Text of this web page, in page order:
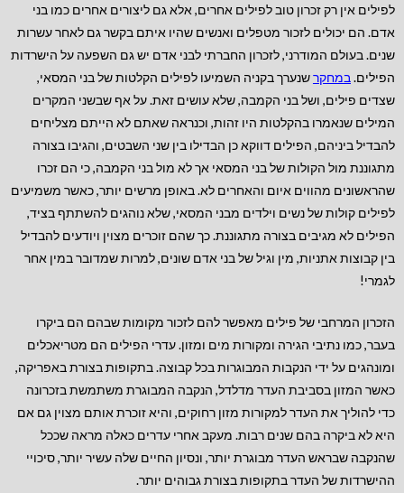
לפילים אין רק זכרון טוב לפילים אחרים, אלא גם ליצורים אחרים כמו בני
אדם. הם יכולים לזכור מטפלים ואנשים שהיו איתם בקשר גם לאחר עשרות
שנים. בעולם המודרני, לזכרון החברתי לבני אדם יש גם השפעה על הישרדות
הפילים.במחקרשנערך בקניה השמיעו לפילים הקלטות של בני המסאי,
שצדים פילים, ושל בני הקמבה, שלא עושים זאת. על אף שבשני המקרים
המילים שנאמרו בהקלטות היו זהות, וכנראה שאתם לא הייתם מצליחים
להבדיל ביניהם, הפילים דווקא כן הבדילו בין שני השבטים, והגיבו בצורה
מתגוננת מול הקולות של בני המסאי אך לא מול בני הקמבה, כי הם זכרו
שהראשונים מהווים איום והאחרים לא. באופן מרשים יותר, כאשר משמיעים
לפילים קולות של נשים וילדים מבני המסאי, שלא נוהגים להשתתף בציד,
הפילים לא מגיבים בצורה מתגוננת. כך שהם זוכרים מצוין ויודעים להבדיל
בין קבוצות אתניות, מין וגיל של בני אדם שונים, למרות שמדובר במין אחר
לגמרי!
הזכרון המרחבי של פילים מאפשר להם לזכור מקומות שבהם הם ביקרו
בעבר, כמו נתיבי הגירה ומקורות מים ומזון. עדרי הפילים הם מטריאכלים
ומונהגים על ידי הנקבות המבוגרות בכל קבוצה. בתקופות בצורת באפריקה,
כאשר המזון בסביבת העדר מדלדל, הנקבה המבוגרת משתמשת בזכרונה
כדי להוליך את העדר למקורות מזון רחוקים, והיא זוכרת אותם מצוין גם אם
היא לא ביקרה בהם שנים רבות. מעקב אחרי עדרים כאלה מראה שככל
שהנקבה שבראש העדר מבוגרת יותר, ונסיון החיים שלה עשיר יותר, סיכויי
ההישרדות של העדר בתקופות בצורת גבוהים יותר.